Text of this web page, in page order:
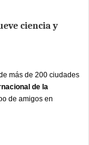
ciencia y
más de 200 ciudades
de la
de amigos en